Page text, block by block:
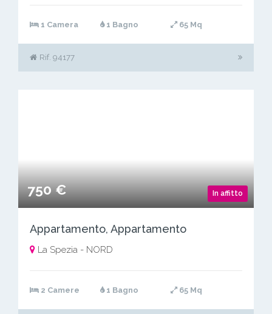
1 Camera 1 Bagno 65 Mq
Rif. 94177
In affitto
750 €
Appartamento, Appartamento
La Spezia - NORD
2 Camere 1 Bagno 65 Mq